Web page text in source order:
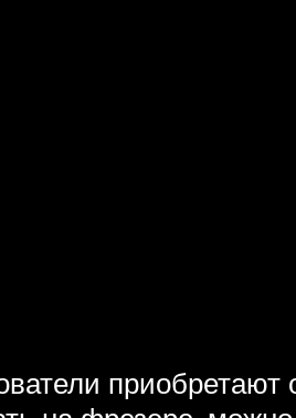
приобретают